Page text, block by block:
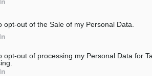
opt-out of the Sale of my Personal Data.
opt-out of processing my Personal Data for
Α΄ Νεκροταφείο το
μνημόσυνο για τον έναν χρόνο
· 11:57